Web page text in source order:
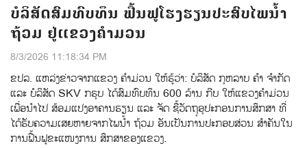
ບໍລິສັດສົມທົບທຶນ ຟື້ນຟູໂຮງຮຽນປະສົບໄພນ້ຳ
ຖ້ວມ ຢູ່ແຂວງຄຳມວນ
8/3/2026 11:18:34 PM
ຂປລ. ແຫລ່ງຂ່າວຈາກແຂວງ ຄຳມ່ວນ ໃຫ້ຮູ້ວ່າ: ບໍລິສັດ ກຸຫລາບ ຄໍາ ຈໍາກັດ
ແລະ ບໍລິສັດ SKV ກຣຸບ ໄດ້ສົມທົບທຶນ 600 ລ້ານ ກີບ ໃຫ້ແຂວງຄໍາມ່ວນ
ເພື່ອນໍາໄປ ສ້ອມແປງອາຄານຮຽນ ແລະ ຈັດ ຊ້ືວັດຖຸອຸປະກອນການສຶກສາ ທ່ີ
ໄດ້ຮັບຄວາມເສຍຫາຍຈາກໄພນ້ໍາ ຖ້ວມ ອັນເປັນການປະກອບສ່ວນ ສໍາຄັນໃນ
ການຟື້ນຟູຂະແໜງການ ສຶກສາຂອງແຂວງ.